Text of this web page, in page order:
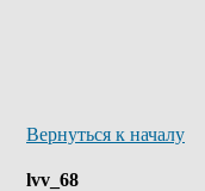
Вернуться к началу
lvv_68